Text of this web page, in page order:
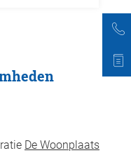
De Woonplaats